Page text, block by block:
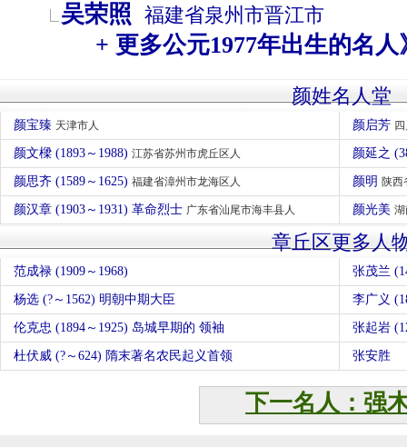
吴荣照 福建省泉州市晋江市
+ 更多公元1977年出生的名人
颜姓名人堂
颜宝臻 天津市人 颜启芳
颜文樑 (1893～1988) 江苏省苏州市虎丘区人 颜延之
颜思齐 (1589～1625) 福建省漳州市龙海区人 颜明 陕西
颜汉章 (1903～1931) 革命烈士 广东省汕尾市海丰县人 颜光美
章丘区更多人
范成禄 (1909～1968) 张茂兰
杨选 (?～1562) 明朝中期大臣 李广义
伦克忠 (1894～1925) 岛城早期的 领袖 张起岩
杜伏威 (?～624) 隋末著名农民起义首领 张安胜
下一名人：强